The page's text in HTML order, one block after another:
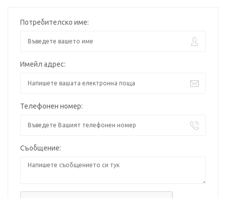
Потребителско име:
Имейл адрес:
Телефонен номер:
Съобщение: